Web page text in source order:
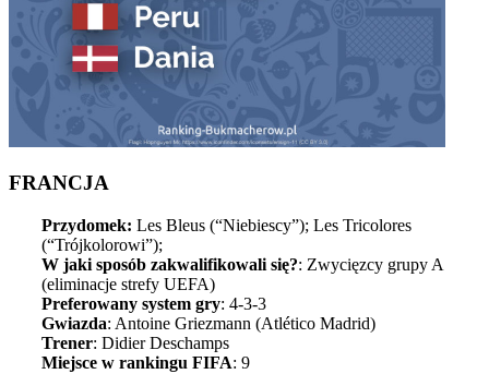
FRANCJA
Przydomek: Les Bleus (“Niebiescy”); Les Tricolores
(“Trójkolorowi”);
W jaki sposób zakwalifikowali się?: Zwycięzcy grupy A
(eliminacje strefy UEFA)
Preferowany system gry: 4-3-3
Gwiazda: Antoine Griezmann (Atlético Madrid)
Trener: Didier Deschamps
Miejsce w rankingu FIFA: 9